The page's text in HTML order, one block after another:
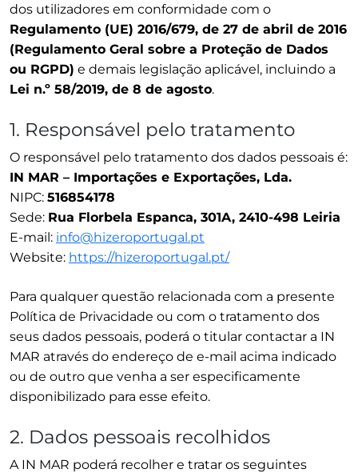
dos utilizadores em conformidade com o
Regulamento (UE) 2016/679, de 27 de abril de 2016
(Regulamento Geral sobre a Proteção de Dados
ou RGPD) e demais legislação aplicável, incluindo a
Lei n.º 58/2019, de 8 de agosto.
1. Responsável pelo tratamento
O responsável pelo tratamento dos dados pessoais é:
IN MAR – Importações e Exportações, Lda.
NIPC: 516854178
Sede: Rua Florbela Espanca, 301A, 2410-498 Leiria
E-mail: info@hizeroportugal.pt
Website: https://hizeroportugal.pt/
Para qualquer questão relacionada com a presente
Política de Privacidade ou com o tratamento dos
seus dados pessoais, poderá o titular contactar a IN
MAR através do endereço de e-mail acima indicado
ou de outro que venha a ser especificamente
disponibilizado para esse efeito.
2. Dados pessoais recolhidos
A IN MAR poderá recolher e tratar os seguintes